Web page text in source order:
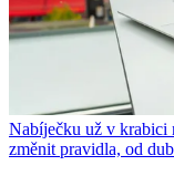
Nabíječku už v krabici
změnit pravidla, od